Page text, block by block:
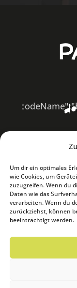
Um dir ein optimales
wie Cookies, um
zuzugreifen. Wenn du
Daten wie das
verarbeiten. Wenn du
zurückziehst, können
beeinträchtigt werden.